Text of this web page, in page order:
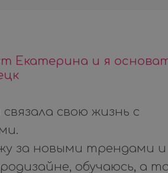
Екатерина и я
свою жизнь с
за новыми трендами и
обучаюсь, а